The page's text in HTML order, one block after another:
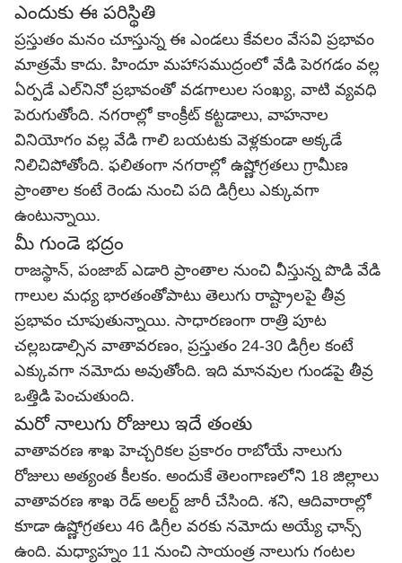
ఎందుకు ఈ పరిస్థితి
ప్రస్తుతం మనం చూస్తున్న ఈ ఎండలు కేవలం వేసవి ప్రభావం
మాత్రమే కాదు. హిందూ మహాసముద్రంలో వేడి పెరగడం వల్ల
ఏర్పడే ఎల్‌నినో ప్రభావంతో వడగాలుల సంఖ్య, వాటి వ్యవధి
పెరుగుతోంది. నగరాల్లో కాంక్రీట్ కట్టడాలు, వాహనాల
వినియోగం వల్ల వేడి గాలి బయటకు వెళ్లకుండా అక్కడే
నిలిచిపోతోంది. ఫలితంగా నగరాల్లో ఉష్ణోగ్రతలు గ్రామీణ
ప్రాంతాల కంటే రెండు నుంచి పది డిగ్రీలు ఎక్కువగా
ఉంటున్నాయి.
మీ గుండె భద్రం
రాజస్థాన్, పంజాబ్ ఎడారి ప్రాంతాల నుంచి వీస్తున్న పొడి వేడి
గాలుల మధ్య భారతంతోపాటు తెలుగు రాష్ట్రాలపై తీవ్ర
ప్రభావం చూపుతున్నాయి. సాధారణంగా రాత్రి పూట
చల్లబడాల్సిన వాతావరణం, ప్రస్తుతం 24-30 డిగ్రీల కంటే
ఎక్కువగా నమోదు అవుతోంది. ఇది మానవుల గుండపై తీవ్ర
ఒత్తిడి పెంచుతుంది.
మరో నాలుగు రోజులు ఇదే తంతు
వాతావరణ శాఖ హెచ్చరికల ప్రకారం రాబోయే నాలుగు
రోజులు అత్యంత కీలకం. అందుకే తెలంగాణలోని 18 జిల్లాలు
వాతావరణ శాఖ రెడ్ అలర్ట్ జారీ చేసింది. శని, ఆదివారాల్లో
కూడా ఉష్ణోగ్రతలు 46 డిగ్రీల వరకు నమోదు అయ్యే ఛాన్స్
ఉంది. మధ్యాహ్నం 11 నుంచి సాయంత్ర నాలుగు గంటల